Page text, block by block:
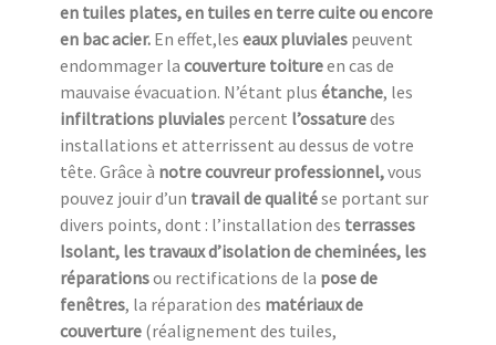
en tuiles plates, en tuiles en terre cuite ou encore
en bac acier. En effet,les eaux pluviales peuvent
endommager la couverture toitureen cas de
mauvaise évacuation. N’étant plus étanche, les
infiltrations pluviales percent l’ossaturedes
installations et atterrissent au dessus de votre
tête. Grâce à notre couvreur professionnel,vous
pouvez jouir d’un travail de qualitése portant sur
divers points, dont : l’installation des terrasses
Isolant, les travaux d’isolation de cheminées, les
réparationsou rectifications de la pose de
fenêtres, la réparation des matériaux de
couverture (réalignement des tuiles,